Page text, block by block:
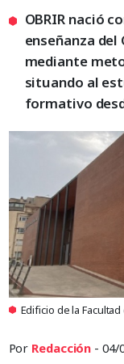
OBRIR nació
enseñanza
mediante
situando al
formativo
Edificio de la
Por Redacción - 04/